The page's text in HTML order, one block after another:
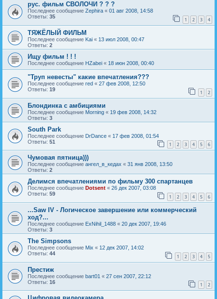
рус. фильм СВОЛОЧИ ? ? ?
Последнее сообщение Zephira « 01 авг 2008, 14:58
Ответы: 35 1 2 3 4
ТЯЖЁЛЫЙ ФИЛЬМ
Последнее сообщение Kai « 13 июл 2008, 00:47
Ответы: 2
Ищу фильм ! ! !
Последнее сообщение HZabei « 18 июн 2008, 00:40
"Труп невесты" какие впечатления???
Последнее сообщение red « 27 фев 2008, 12:50
Ответы: 19 1 2
Блондинка с амбициями
Последнее сообщение Morning « 19 фев 2008, 14:32
Ответы: 3
South Park
Последнее сообщение DrDance « 17 фев 2008, 01:54
Ответы: 51 1 2 3 4 5 6
Чумовая пятница)))
Последнее сообщение ангел_в_кедах « 31 янв 2008, 13:50
Ответы: 2
Делимся впечатлениями по фильму 300 спартанцев
Последнее сообщение Dotsent « 26 дек 2007, 03:08
Ответы: 59 1 2 3 4 5 6
...Saw IV - Логическое завершение или коммерческий
ход?...
Последнее сообщение ExNihil_1488 « 20 дек 2007, 19:46
Ответы: 3
The Simpsons
Последнее сообщение Mix « 12 дек 2007, 14:02
Ответы: 44 1 2 3 4 5
Престиж
Последнее сообщение bart01 « 27 сен 2007, 22:12
Ответы: 16 1 2